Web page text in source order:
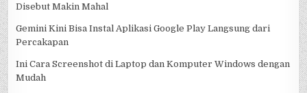
Disebut Makin Mahal
Gemini Kini Bisa Instal Aplikasi Google Play Langsung dari
Percakapan
Ini Cara Screenshot di Laptop dan Komputer Windows dengan
Mudah